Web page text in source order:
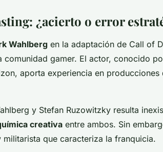
¿acierto o error
Wahlberg en la adaptación de Call of
comunidad gamer. El actor, conocido
aporta experiencia en
y Stefan Ruzowitzky resulta
creativa entre ambos. Sin
que caracteriza la franquicia.